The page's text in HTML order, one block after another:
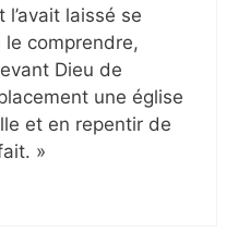
l’avait laissé se
comprendre,
Dieu de
une église
et en repentir de
»